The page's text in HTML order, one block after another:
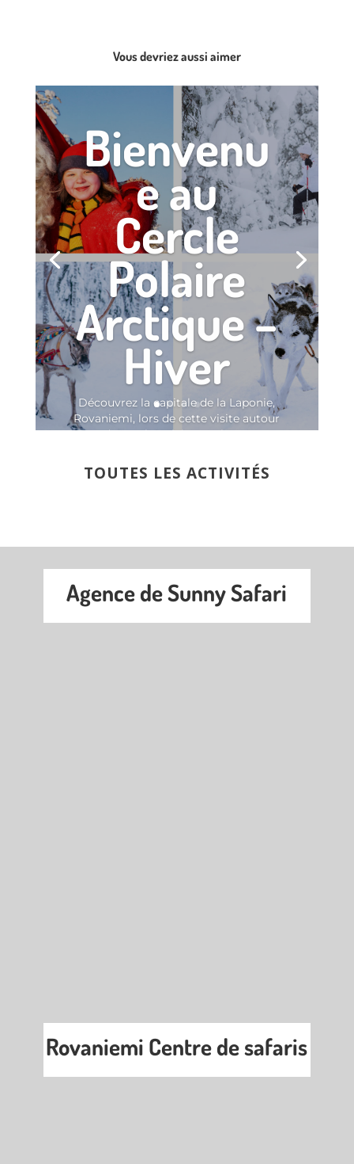
Vous devriez aussi aimer
Bienvenu
e au
Cercle
Polaire
Arctique –
Hiver
Découvrez la capitale de la Laponie,
Rovaniemi, lors de cette visite autour
du cercle polaire arctique !
LIRE PLUS
TOUTES LES ACTIVITÉS
Agence de Sunny Safari
Rovaniemi Centre de safaris